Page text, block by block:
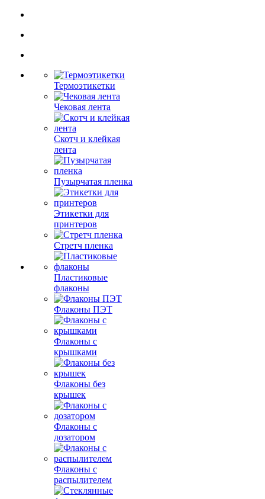
Термоэтикетки
Чековая лента
Скотч и клейкая
лента
Пузырчатая пленка
Этикетки для
принтеров
Стретч пленка
Пластиковые
флаконы
Флаконы ПЭТ
Флаконы с
крышками
Флаконы без
крышек
Флаконы с
дозатором
Флаконы с
распылителем